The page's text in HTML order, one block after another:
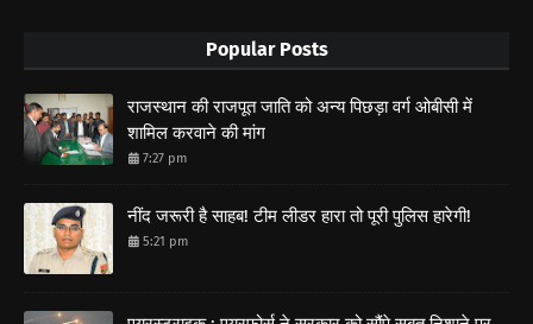
Popular Posts
राजस्थान की राजपूत जाति को अन्य पिछड़ा वर्ग ओबीसी में
शामिल करवाने की मांग
7:27 pm
नींद जरूरी है साहब! टीम लीडर हारा तो पूरी पुलिस हारेगी!
5:21 pm